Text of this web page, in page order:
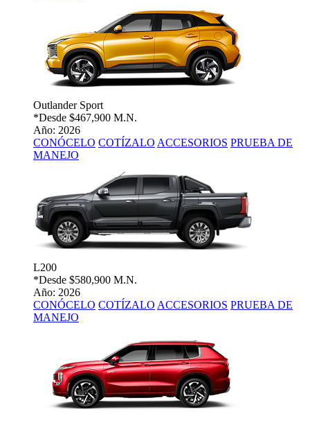
Outlander Sport
*Desde $467,900 M.N.
Año: 2026
CONÓCELO COTÍZALO ACCESORIOS PRUEBA DE
MANEJO
L200
*Desde $580,900 M.N.
Año: 2026
CONÓCELO COTÍZALO ACCESORIOS PRUEBA DE
MANEJO